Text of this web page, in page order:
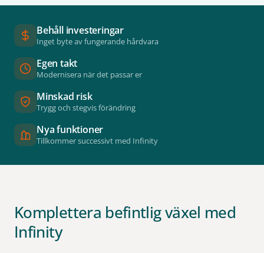
Behåll investeringar
Inget byte av fungerande hårdvara
Egen takt
Modernisera när det passar er
Minskad risk
Trygg och stegvis förändring
Nya funktioner
Tillkommer successivt med Infinity
Komplettera befintlig växel med
Infinity